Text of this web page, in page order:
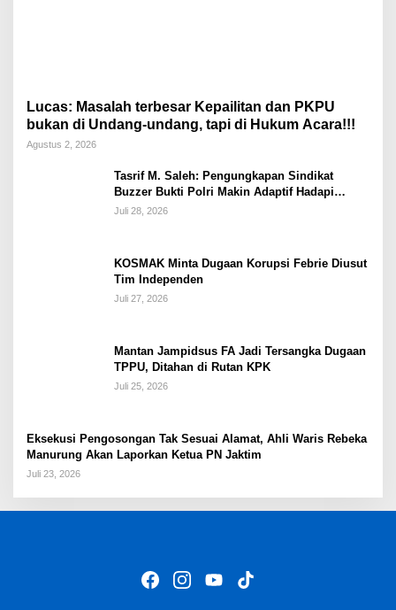
Lucas: Masalah terbesar Kepailitan dan PKPU
bukan di Undang-undang, tapi di Hukum Acara!!!
Agustus 2, 2026
Tasrif M. Saleh: Pengungkapan Sindikat
Buzzer Bukti Polri Makin Adaptif Hadapi
Kejahatan Digital
Juli 28, 2026
KOSMAK Minta Dugaan Korupsi Febrie Diusut
Tim Independen
Juli 27, 2026
Mantan Jampidsus FA Jadi Tersangka Dugaan
TPPU, Ditahan di Rutan KPK
Juli 25, 2026
Eksekusi Pengosongan Tak Sesuai Alamat, Ahli Waris Rebeka
Manurung Akan Laporkan Ketua PN Jaktim
Juli 23, 2026